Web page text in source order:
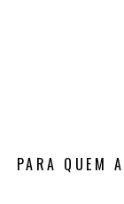
PARA QUEM